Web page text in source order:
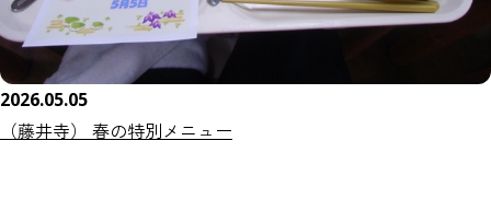
2026.05.05
（藤井寺） 春の特別メニュー